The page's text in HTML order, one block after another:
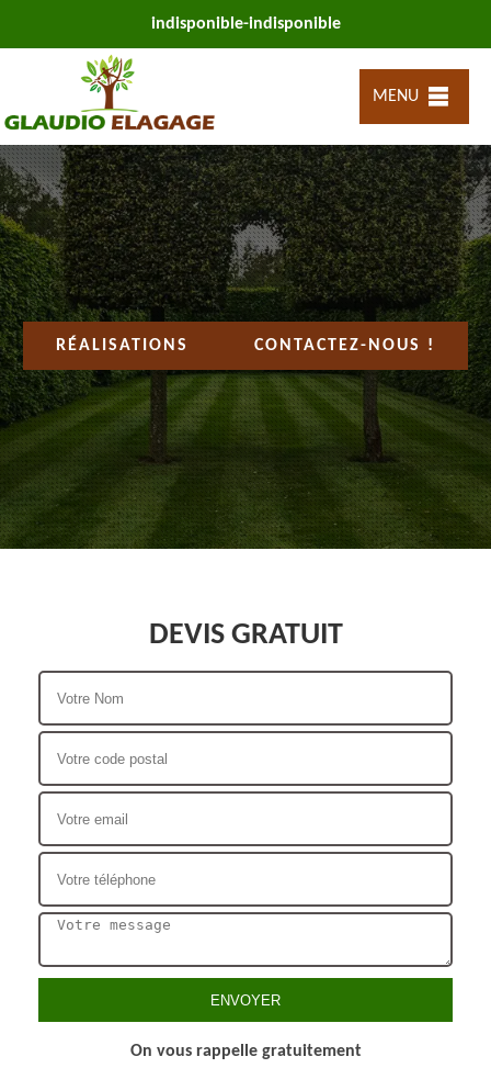
indisponible-indisponible
MENU
RÉALISATIONS CONTACTEZ-NOUS !
DEVIS GRATUIT
On vous rappelle gratuitement